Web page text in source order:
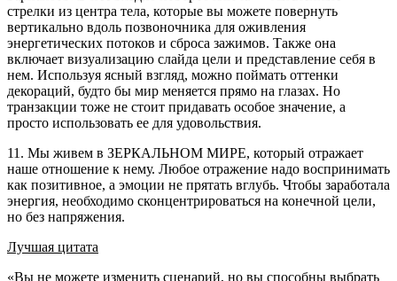
стрелки из центра тела, которые вы можете повернуть
вертикально вдоль позвоночника для оживления
энергетических потоков и сброса зажимов. Также она
включает визуализацию слайда цели и представление себя в
нем. Используя ясный взгляд, можно поймать оттенки
декораций, будто бы мир меняется прямо на глазах. Но
транзакции тоже не стоит придавать особое значение, а
просто использовать ее для удовольствия.
11. Мы живем в ЗЕРКАЛЬНОМ МИРЕ, который отражает
наше отношение к нему. Любое отражение надо воспринимать
как позитивное, а эмоции не прятать вглубь. Чтобы заработала
энергия, необходимо сконцентрироваться на конечной цели,
но без напряжения.
Лучшая цитата
«Вы не можете изменить сценарий, но вы способны выбрать